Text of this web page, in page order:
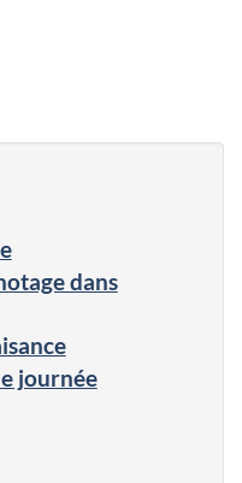
dans
journée